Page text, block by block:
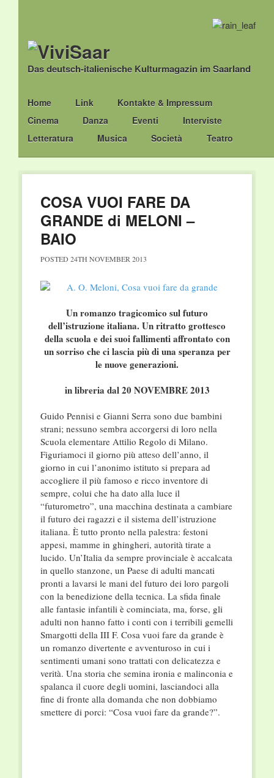
Das deutsch-italienische Kulturmagazin im Saarland
Main menu
Skip
to
content
Home Link
Kontakte & Impressum
Cinema
Danza Eventi
Interviste
Letteratura
Musica Società Teatro
COSA VUOI FARE DA
GRANDE di MELONI –
BAIO
POSTED 24TH NOVEMBER 2013
Un romanzo tragicomico sul futuro
dell’istruzione italiana. Un ritratto grottesco
della scuola e dei suoi fallimenti affrontato con
un sorriso che ci lascia più di una speranza per
le nuove generazioni.
in libreria dal 20 NOVEMBRE 2013
Guido Pennisi e Gianni Serra sono due bambini
strani; nessuno sembra accorgersi di loro nella
Scuola elementare Attilio Regolo di Milano.
Figuriamoci il giorno più atteso dell’anno, il
giorno in cui l’anonimo istituto si prepara ad
accogliere il più famoso e ricco inventore di
sempre, colui che ha dato alla luce il
“futurometro”, una macchina destinata a cambiare
il futuro dei ragazzi e il sistema dell’istruzione
italiana. È tutto pronto nella palestra: festoni
appesi, mamme in ghingheri, autorità tirate a
lucido. Un’Italia da sempre provinciale è accalcata
in quello stanzone, un Paese di adulti mancati
pronti a lavarsi le mani del futuro dei loro pargoli
con la benedizione della tecnica. La sfida finale
alle fantasie infantili è cominciata, ma, forse, gli
adulti non hanno fatto i conti con i terribili gemelli
Smargotti della III F. Cosa vuoi fare da grande è
un romanzo divertente e avventuroso in cui i
sentimenti umani sono trattati con delicatezza e
verità. Una storia che semina ironia e malinconia e
spalanca il cuore degli uomini, lasciandoci alla
fine di fronte alla domanda che non dobbiamo
smettere di porci: “Cosa vuoi fare da grande?”.